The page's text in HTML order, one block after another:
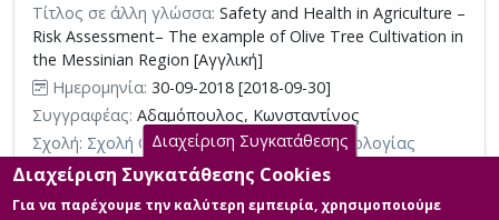
Τίτλος σε άλλη γλώσσα: Safety and Health in Agriculture –
Risk Assessment– The example of Olive Tree Cultivation in
the Messinian Region [Αγγλική]
Ημερομηνία: 30-09-2018 [2018-09-30]
Συγγραφέας: Αδαμόπουλος, Κωνσταντίνος
Σχολή: Σχολή Θετικών Επιστημών και Τεχνολογίας
Τμήμα: Διαχείριση και Τεχνολογία Ποιότητας (ΔΙΠ)
Περίληψη (Abstract):
Σκοπός της παρούσας Μεταπτυχιακής
Διπλωματικής Εργασίας είναι η εκτίμηση του επαγγελματικού
Διαχείριση Συγκατάθεσης
Διαχείριση Συγκατάθεσης Cookies
Για να παρέχουμε την καλύτερη εμπειρία, χρησιμοποιούμε